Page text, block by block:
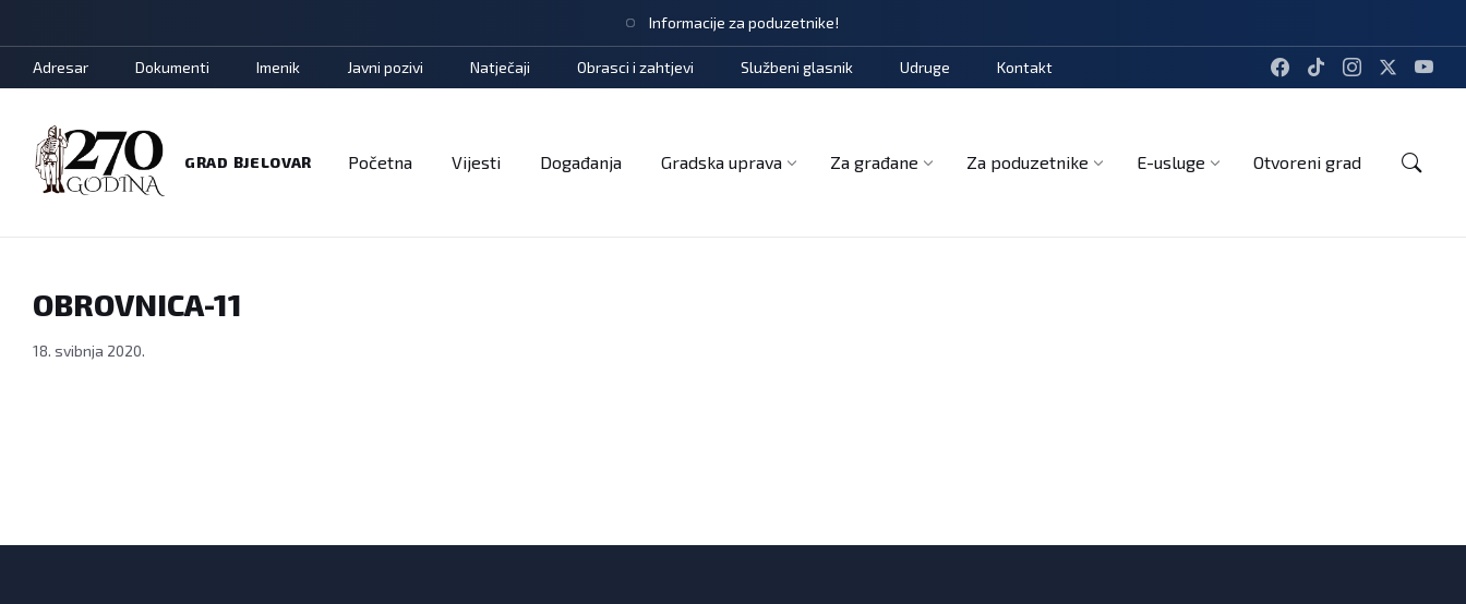
Informacije za poduzetnike!
Adresar Dokumenti Imenik Javni pozivi Natječaji Obrasci i zahtjevi Službeni glasnik Udruge Kontakt
GRAD BJELOVAR Početna Vijesti Događanja Gradska uprava Za građane Za poduzetnike E-usluge Otvoreni grad
OBROVNICA-11
18. svibnja 2020.